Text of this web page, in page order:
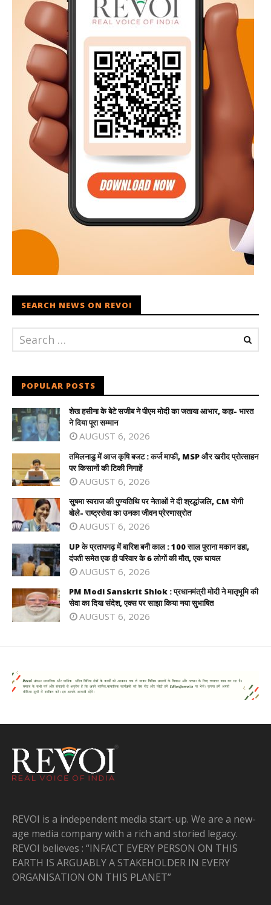
SEARCH NEWS ON REVOI
POPULAR POSTS
शेख हसीना के बेटे सजीब ने पीएम मोदी का जताया आभार, कहा- भारत
ने दिया पूरा सम्मान
AUGUST 6, 2026
तमिलनाडु में आज कृषि बजट : कर्ज माफी, MSP और खरीद प्रोत्साहन
पर किसानों की टिकी निगाहें
AUGUST 6, 2026
सुषमा स्वराज की पुण्यतिथि पर नेताओं ने दी श्रद्धांजलि, CM योगी
बोले- राष्ट्रसेवा का उनका जीवन प्रेरणास्रोत
AUGUST 6, 2026
UP के प्रतापगढ़ में बारिश बनी काल : 100 साल पुराना मकान ढहा,
दंपती समेत एक ही परिवार के 6 लोगों की मौत, एक घायल
AUGUST 6, 2026
PM Modi Sanskrit Shlok : प्रधानमंत्री मोदी ने मातृभूमि की
सेवा का दिया संदेश, एक्स पर साझा किया नया सुभाषित
AUGUST 6, 2026
REVOI is a independent media start-up. We are a new-
age media company with a rich and storied legacy.
REVOI believes : “INFACT EVERY PERSON ON THIS
EARTH IS ARGUABLY A STAKEHOLDER IN EVERY
ORGANISATION ON THIS PLANET”